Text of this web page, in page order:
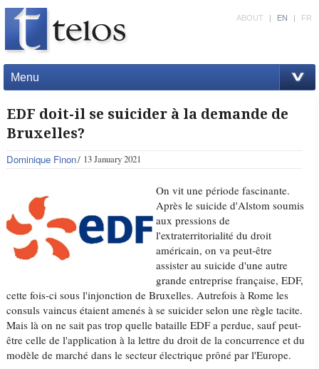
Menu
ABOUT | EN | FR
EDF doit-il se suicider à la demande de
Bruxelles?
Dominique Finon 13 January 2021
On vit une période fascinante.
Après le suicide d'Alstom soumis
aux pressions de
l'extraterritorialité du droit
américain, on va peut-être
assister au suicide d'une autre
grande entreprise française, EDF,
cette fois-ci sous l'injonction de Bruxelles. Autrefois à Rome les
consuls vaincus étaient amenés à se suicider selon une règle tacite.
Mais là on ne sait pas trop quelle bataille EDF a perdue, sauf peut-
être celle de l'application à la lettre du droit de la concurrence et du
modèle de marché dans le secteur électrique prôné par l'Europe.